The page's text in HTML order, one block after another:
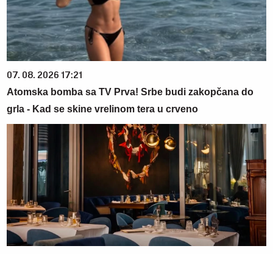
07. 08. 2026 17:21
Atomska bomba sa TV Prva! Srbe budi zakopčana do
grla - Kad se skine vrelinom tera u crveno